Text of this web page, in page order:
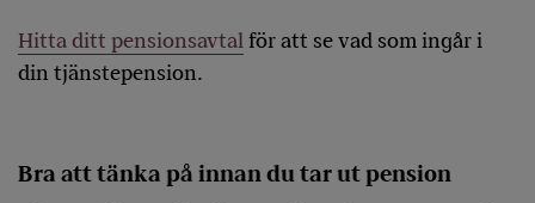
Hitta ditt pensionsavtalför att se vad som ingår i
din tjänstepension.
Bra att tänka på innan du tar ut pension